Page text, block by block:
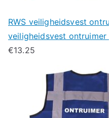
RWS veiligheidsvest
veiligheidsvest ontruimer
€13.25